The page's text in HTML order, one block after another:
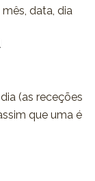
data, dia
(as receções
que uma é